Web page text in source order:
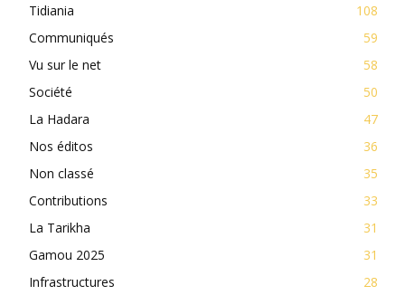
Tidiania
108
Communiqués
59
Vu sur le net
58
Société
50
La Hadara
47
Nos éditos
36
Non classé
35
Contributions
33
La Tarikha
31
Gamou 2025
31
Infrastructures
28